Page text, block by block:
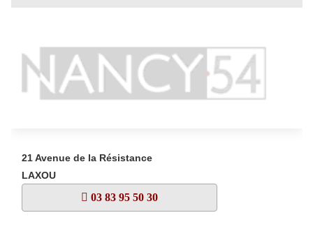
21 Avenue de la Résistance
LAXOU
03 83 95 50 30